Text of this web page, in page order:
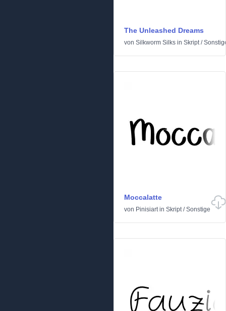
The Unleashed Dreams
von Silkworm Silks in Skript/
Moccalatte
von Pinisiartin Skript/Sonstige